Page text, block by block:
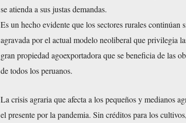
se atienda a sus justas demandas.
Es un hecho evidente que los sectores rurales continúan
agravada por el actual modelo neoliberal que privilegia
gran propiedad agoexportadora que se beneficia de las
de todos los peruanos.
La crisis agraria que afecta a los pequeños y medianos
el presente por la pandemia. Sin créditos para los